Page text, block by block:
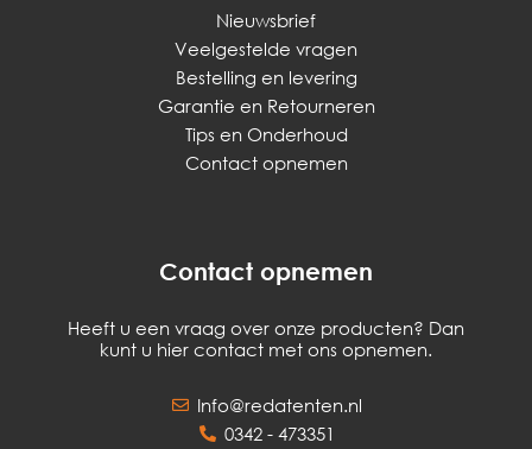
Nieuwsbrief
Veelgestelde vragen
Bestelling en levering
Garantie en Retourneren
Tips en Onderhoud
Contact opnemen
Contact opnemen
Heeft u een vraag over onze producten? Dan
kunt u hier contact met ons opnemen.
Info@redatenten.nl
0342 - 473351